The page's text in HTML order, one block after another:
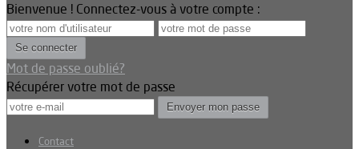
Bienvenue ! Connectez-vous à votre compte :
Mot de passe oublié?
Récupérer votre mot de passe
Contact